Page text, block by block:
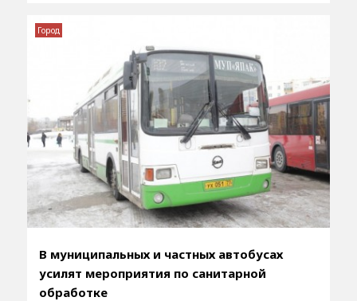
В муниципальных и частных автобусах
усилят мероприятия по санитарной
обработке
Город